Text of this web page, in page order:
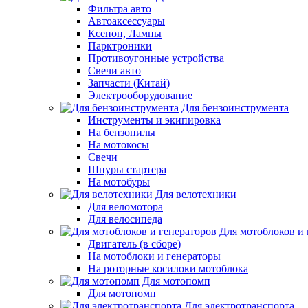
Фильтра авто
Автоаксессуары
Ксенон, Лампы
Парктроники
Противоугонные устройства
Свечи авто
Запчасти (Китай)
Электрооборудование
Для бензоинструмента
Инструменты и экипировка
На бензопилы
На мотокосы
Свечи
Шнуры стартера
На мотобуры
Для велотехники
Для веломотора
Для велосипеда
Для мотоблоков и
Двигатель (в сборе)
На мотоблоки и генераторы
На роторные косилоки мотоблока
Для мотопомп
Для мотопомп
Для электротранспорта